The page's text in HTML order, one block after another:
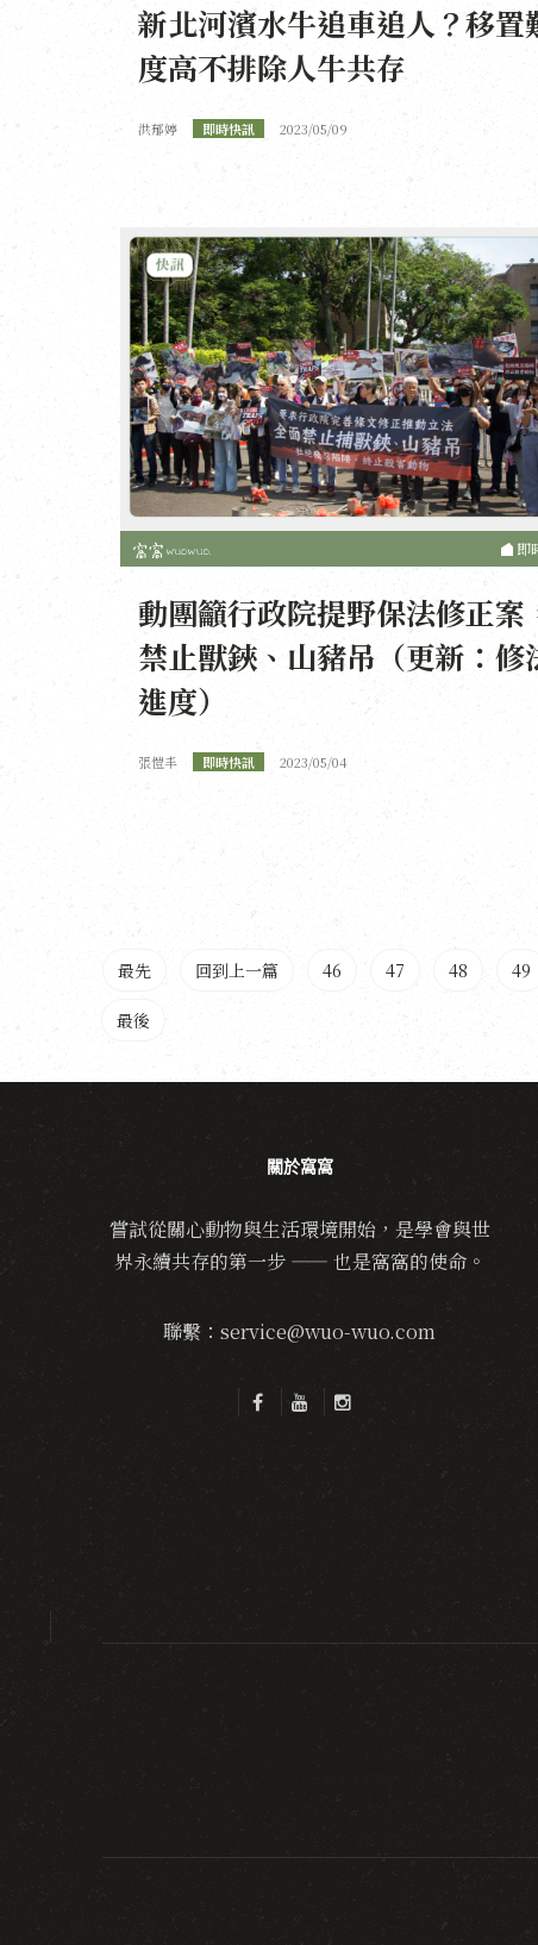
新北河濱水牛追車追人？移置
度高不排除人牛共存
洪郁婷 即時快訊 2023/05/09
即
動團籲行政院提野保法修正案
禁止獸鋏、山豬吊（更新：修
進度）
張愷丰 即時快訊 2023/05/04
最先 回到上一篇 46 47 48 49
最後
關於窩窩
嘗試從關心動物與生活環境開始，是學會與世
界永續共存的第一步 —— 也是窩窩的使命。
聯繫：service@wuo-wuo.com